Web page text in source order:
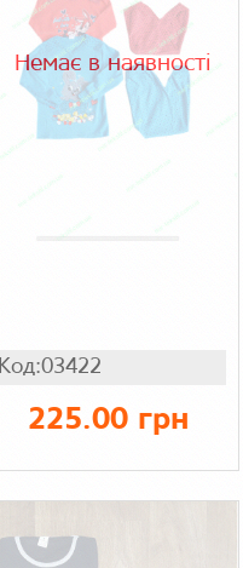
Немає в наявності
Код:03422
225.00 грн